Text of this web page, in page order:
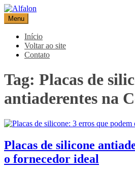
Pular
para
o
conteúdo
Alfalon
comércio e serviços pertinentes aos
Menu
Início
Voltar ao site
Contato
Tag: Placas de
antiaderentes na
Placas de silicone
o fornecedor ideal